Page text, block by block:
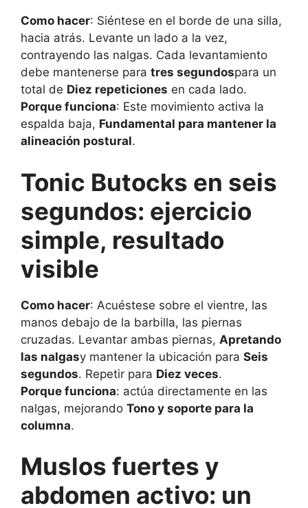
Como hacer: Siéntese en el borde de una silla,
hacia atrás. Levante un lado a la vez,
contrayendo las nalgas. Cada levantamiento
debe mantenerse para tres segundospara un
total de Diez repeticiones en cada lado.
Porque funciona: Este movimiento activa la
espalda baja, Fundamental para mantener la
alineación postural.
Tonic Butocks en seis
segundos: ejercicio
simple, resultado
visible
Como hacer: Acuéstese sobre el vientre, las
manos debajo de la barbilla, las piernas
cruzadas. Levantar ambas piernas, Apretando
las nalgasy mantener la ubicación para Seis
segundos. Repetir para Diez veces.
Porque funciona: actúa directamente en las
nalgas, mejorando Tono y soporte para la
columna.
Muslos fuertes y
abdomen activo: un